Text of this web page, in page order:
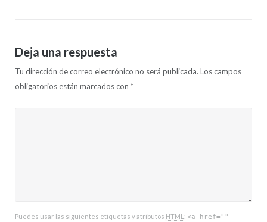
Deja una respuesta
Tu dirección de correo electrónico no será publicada. Los campos
obligatorios están marcados con *
Puedes usar las siguientes etiquetas y atributos HTML : <a href=""